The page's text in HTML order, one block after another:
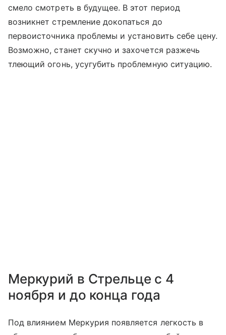
смело смотреть в будущее. В этот период
возникнет стремление докопаться до
первоисточника проблемы и установить себе цену.
Возможно, станет скучно и захочется разжечь
тлеющий огонь, усугубить проблемную ситуацию.
Меркурий в Стрельце с 4
ноября и до конца года
Под влиянием Меркурия появляется легкость в